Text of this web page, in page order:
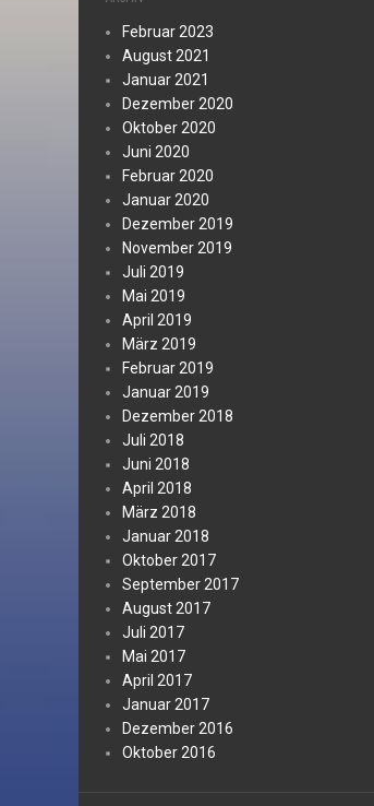
Februar 2023
August 2021
Januar 2021
Dezember 2020
Oktober 2020
Juni 2020
Februar 2020
Januar 2020
Dezember 2019
November 2019
Juli 2019
Mai 2019
April 2019
März 2019
Februar 2019
Januar 2019
Dezember 2018
Juli 2018
Juni 2018
April 2018
März 2018
Januar 2018
Oktober 2017
September 2017
August 2017
Juli 2017
Mai 2017
April 2017
Januar 2017
Dezember 2016
Oktober 2016